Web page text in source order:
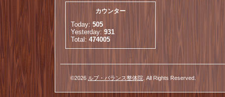
カウンター
Today: 505
Yesterday: 931
Total: 474005
©2026 ルブ・バランス整体院 . All Rights Reserved.